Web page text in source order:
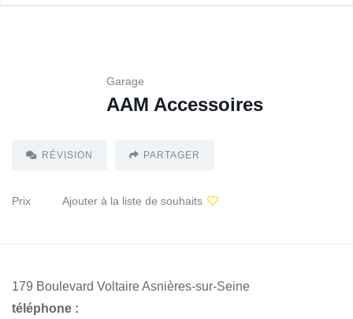
Garage
AAM Accessoires
RÉVISION PARTAGER
Prix Ajouter à la liste de souhaits
179 Boulevard Voltaire Asnières-sur-Seine
téléphone :